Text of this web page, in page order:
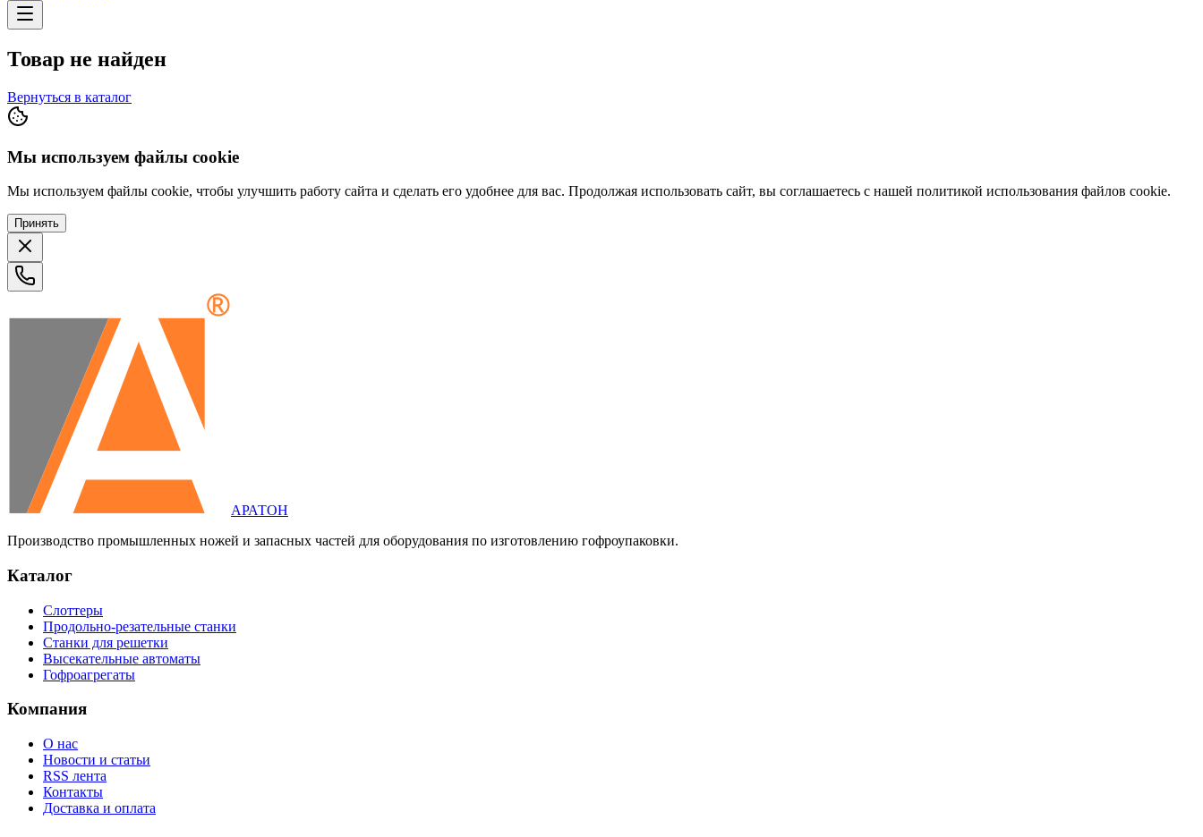
Товар не найден
Вернуться в каталог
Мы используем файлы cookie
Мы используем файлы cookie, чтобы улучшить работу сайта и сделать его удобнее для вас. Продолжая использовать сайт, вы соглашаетесь с нашей политикой использования файлов cookie.
Принять
АРАТОН
Производство промышленных ножей и запасных частей для оборудования по изготовлению гофроупаковки.
Каталог
Слоттеры
Продольно-резательные станки
Станки для решетки
Высекательные автоматы
Гофроагрегаты
Компания
О нас
Новости и статьи
RSS лента
Контакты
Доставка и оплата